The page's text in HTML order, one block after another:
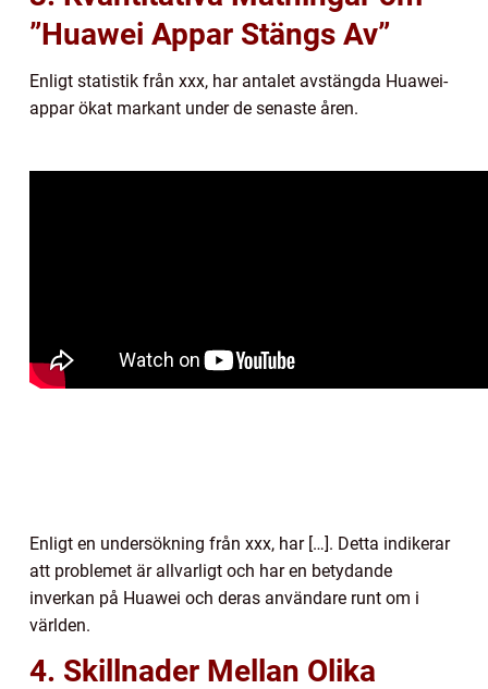
”Huawei Appar Stängs Av”
Enligt statistik från xxx, har antalet avstängda Huawei-
appar ökat markant under de senaste åren.
Enligt en undersökning från xxx, har […]. Detta indikerar
att problemet är allvarligt och har en betydande
inverkan på Huawei och deras användare runt om i
världen.
4. Skillnader Mellan Olika